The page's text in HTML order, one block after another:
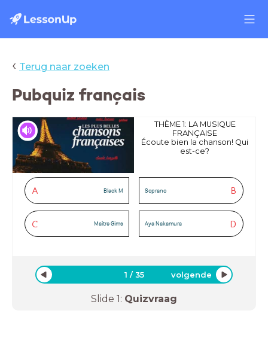
‹ Terug naar zoeken
Pubquiz français
THÈME 1: LA MUSIQUE
FRANÇAISE
Écoute bien la chanson! Qui
est-ce?
A Black M B
Soprano
C Maître Gims D
Aya Nakamura
1 /35 volgende
Slide 1: Quizvraag